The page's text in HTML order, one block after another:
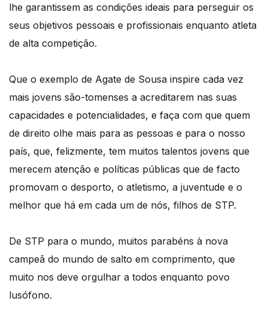
lhe garantissem as condições ideais para perseguir os
seus objetivos pessoais e profissionais enquanto atleta
de alta competição.
Que o exemplo de Agate de Sousa inspire cada vez
mais jovens são-tomenses a acreditarem nas suas
capacidades e potencialidades, e faça com que quem
de direito olhe mais para as pessoas e para o nosso
país, que, felizmente, tem muitos talentos jovens que
merecem atenção e políticas públicas que de facto
promovam o desporto, o atletismo, a juventude e o
melhor que há em cada um de nós, filhos de STP.
De STP para o mundo, muitos parabéns à nova
campeã do mundo de salto em comprimento, que
muito nos deve orgulhar a todos enquanto povo
lusófono.